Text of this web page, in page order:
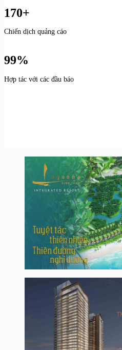
170+
Chiến dịch quảng cáo
99%
Hợp tác với các đầu báo